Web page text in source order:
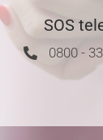
SOS
0800 -